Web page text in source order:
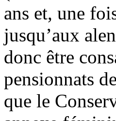
ans et, une
jusqu’aux
donc être
pensionnats
que le